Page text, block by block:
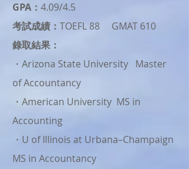
GPA： 4.09/4.5
考試成績： TOEFL 88 GMAT 610
錄取結果：
・Arizona State University Master
of Accountancy
・American University MS in
Accounting
・U of Illinois at Urbana–Champaign
MS in Accountancy